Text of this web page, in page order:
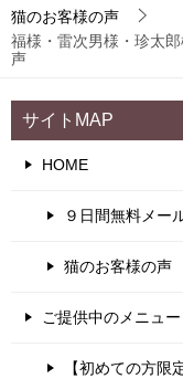
猫のお客様の声
福様・雷次男様・珍太
声
サイトMAP
HOME
９日間無料メー
猫のお客様の声
ご提供中のメニュー
【初めての方限